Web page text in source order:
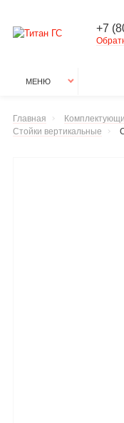
+7
МЕНЮ
Главная
Стойки вертикальные